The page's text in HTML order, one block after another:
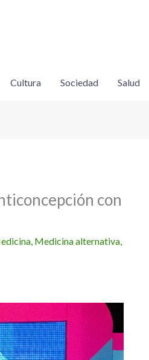
Cultura Sociedad Salud
con
, Medicina alternativa,